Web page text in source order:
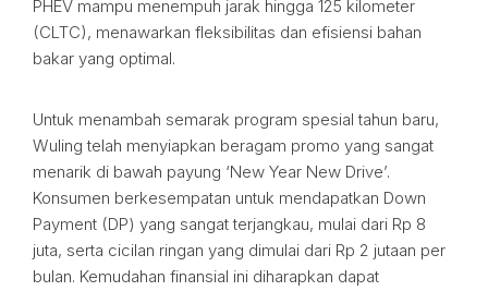
PHEV mampu menempuh jarak hingga 125 kilometer
(CLTC), menawarkan fleksibilitas dan efisiensi bahan
bakar yang optimal.
Untuk menambah semarak program spesial tahun baru,
Wuling telah menyiapkan beragam promo yang sangat
menarik di bawah payung ‘New Year New Drive’.
Konsumen berkesempatan untuk mendapatkan Down
Payment (DP) yang sangat terjangkau, mulai dari Rp 8
juta, serta cicilan ringan yang dimulai dari Rp 2 jutaan per
bulan. Kemudahan finansial ini diharapkan dapat